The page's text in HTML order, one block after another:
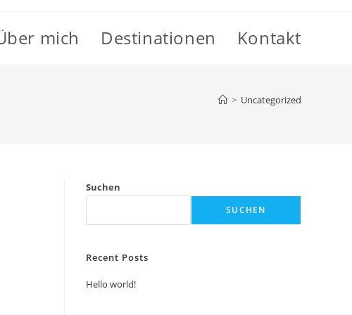
mich Destinationen Kontakt
> Uncategorized
Suchen
SUCHEN
Recent Posts
Hello world!